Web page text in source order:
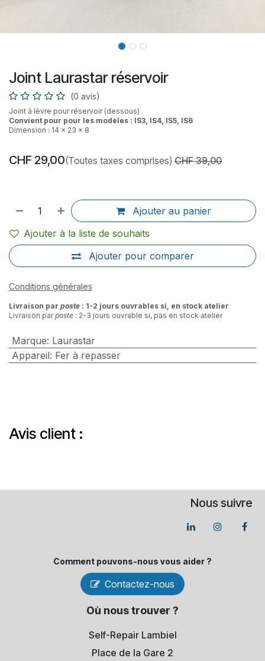
Joint Laurastar réservoir
(0 avis)
Joint à lèvre pour réservoir (dessous)
Convient pour pour les modèles : IS3, IS4, IS5, IS6
Dimension : 14 x 23 x 8
CHF 29,00(Toutes taxes comprises) CHF39,00
Ajouter au panier
Ajouter pour comparer
Ajouter à la liste de souhaits
Conditions générales
Livraison par poste : 1-2 jours ouvrables si, en stock atelier
Livraison parposte : 2-3 jours ouvrable si, pas en stock atelier
Marque: Laurastar
Appareil: Fer à repasser
Avis client :
Nous suivre
Comment pouvons-​nous vous aider ?
Contactez-nous
Où nous trouver ?
Self-Repair Lambiel
Place de la Gare 2